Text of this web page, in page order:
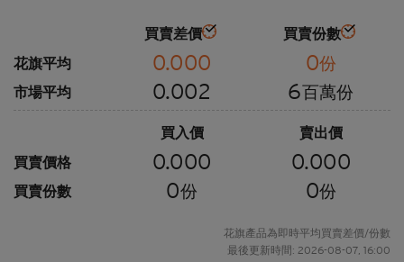
買賣差價
買賣份數
花旗平均
0.000 0份
市場平均 0.002 6百萬份
買入價
賣出價
買賣價格
0.000 0.000
買賣份數 0份 0份
花旗產品為即時平均買賣差價/份數
最後更新時間: 2026-08-07, 16:00